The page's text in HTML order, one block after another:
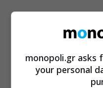
monopoli.gr asks
your personal